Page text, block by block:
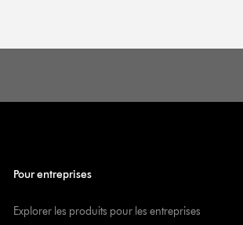
Pour entreprises
Explorer les produits pour les entreprises